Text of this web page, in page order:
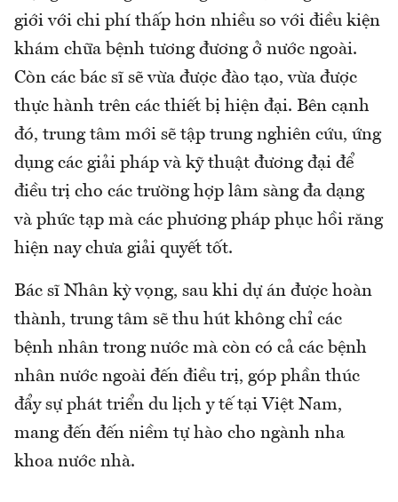
giới với chi phí thấp hơn nhiều so với điều kiện
khám chữa bệnh tương đương ở nước ngoài.
Còn các bác sĩ sẽ vừa được đào tạo, vừa được
thực hành trên các thiết bị hiện đại. Bên cạnh
đó, trung tâm mới sẽ tập trung nghiên cứu, ứng
dụng các giải pháp và kỹ thuật đương đại để
điều trị cho các trường hợp lâm sàng đa dạng
và phức tạp mà các phương pháp phục hồi răng
hiện nay chưa giải quyết tốt.
Bác sĩ Nhân kỳ vọng, sau khi dự án được hoàn
thành, trung tâm sẽ thu hút không chỉ các
bệnh nhân trong nước mà còn có cả các bệnh
nhân nước ngoài đến điều trị, góp phần thúc
đẩy sự phát triển du lịch y tế tại Việt Nam,
mang đến đến niềm tự hào cho ngành nha
khoa nước nhà.